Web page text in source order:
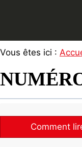
Vous êtes ici :
Comment